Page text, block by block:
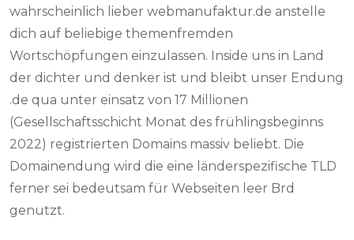
wahrscheinlich lieber webmanufaktur.de anstelle
dich auf beliebige themenfremden
Wortschöpfungen einzulassen. Inside uns in Land
der dichter und denker ist und bleibt unser Endung
.de qua unter einsatz von 17 Millionen
(Gesellschaftsschicht Monat des frühlingsbeginns
2022) registrierten Domains massiv beliebt. Die
Domainendung wird die eine länderspezifische TLD
ferner sei bedeutsam für Webseiten leer Brd
genutzt.